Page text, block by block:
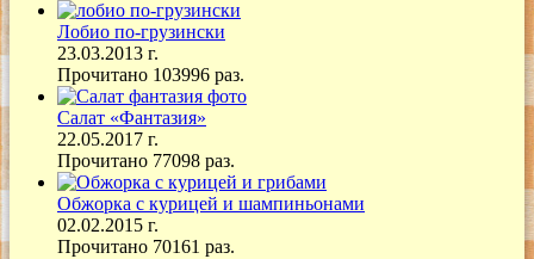
Лобио по-грузински
23.03.2013 г.
Прочитано 103996 раз.
Салат «Фантазия»
22.05.2017 г.
Прочитано 77098 раз.
Обжорка с курицей и шампиньонами
02.02.2015 г.
Прочитано 70161 раз.